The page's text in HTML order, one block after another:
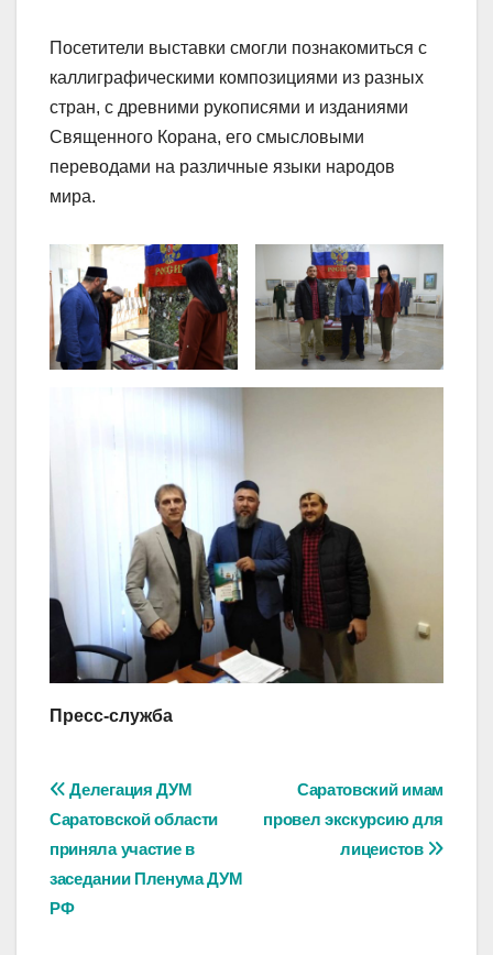
Посетители выставки смогли познакомиться с
каллиграфическими композициями из разных
стран, с древними рукописями и изданиями
Священного Корана, его смысловыми
переводами на различные языки народов
мира.
Пресс-служба
Навигация
по
записям
Саратовский имам
провел экскурсию для
лицеистов
Делегация ДУМ
Саратовской области
приняла участие в
заседании Пленума ДУМ
РФ